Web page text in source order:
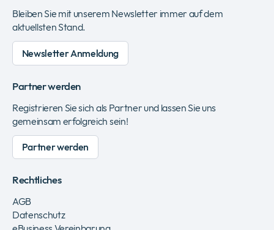
Bleiben Sie mit unserem Newsletter immer auf dem
aktuellsten Stand.
Newsletter Anmeldung
Partner werden
Registrieren Sie sich als Partner und lassen Sie uns
gemeinsam erfolgreich sein!
Partner werden
Rechtliches
AGB
Datenschutz